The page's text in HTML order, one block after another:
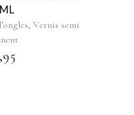
, Vernis semi